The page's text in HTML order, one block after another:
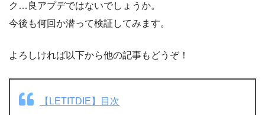
ク…良アプデではないでしょうか。
今後も何回か潜って検証してみます。
よろしければ以下から他の記事もどうぞ！
【LETITDIE】目次